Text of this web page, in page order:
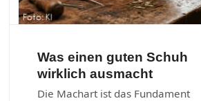
Was einen guten Schuh
wirklich ausmacht
Die Machart ist das Fundament